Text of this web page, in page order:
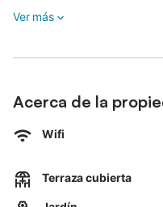
mascotas (con suplemento).
La casa (60 m² + 15 m² de
microondas, cafetera,
Ver más
Acerca de la
Wifi
Terraza cubierta